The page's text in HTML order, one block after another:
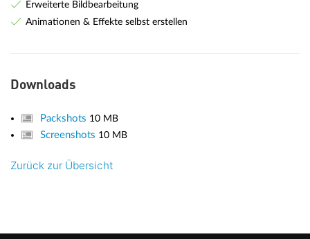
Erweiterte Bildbearbeitung
Animationen & Effekte selbst erstellen
Downloads
Packshots 10 MB
Screenshots 10 MB
Zurück zur Übersicht